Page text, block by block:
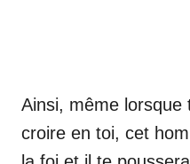
Ainsi, même lorsque
croire en toi, cet